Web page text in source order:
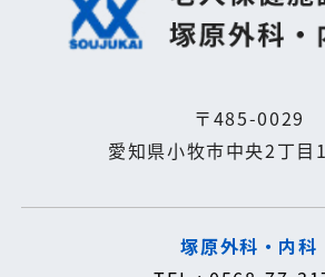
〒485-0029
愛知県小牧市中央2丁目
塚原外科・内科